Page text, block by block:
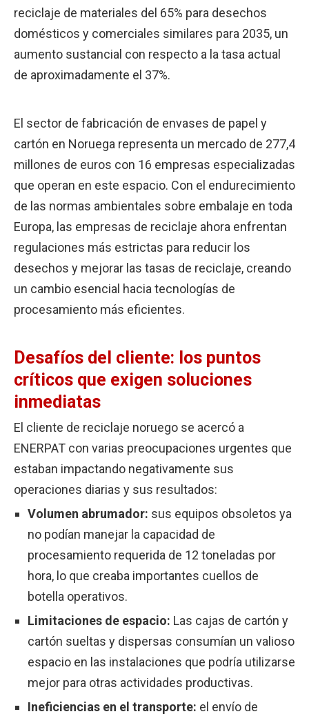
reciclaje de materiales del 65% para desechos
domésticos y comerciales similares para 2035, un
aumento sustancial con respecto a la tasa actual
de aproximadamente el 37%.
El sector de fabricación de envases de papel y
cartón en Noruega representa un mercado de 277,4
millones de euros con 16 empresas especializadas
que operan en este espacio. Con el endurecimiento
de las normas ambientales sobre embalaje en toda
Europa, las empresas de reciclaje ahora enfrentan
regulaciones más estrictas para reducir los
desechos y mejorar las tasas de reciclaje, creando
un cambio esencial hacia tecnologías de
procesamiento más eficientes.
Desafíos del cliente: los puntos
críticos que exigen soluciones
inmediatas
El cliente de reciclaje noruego se acercó a
ENERPAT con varias preocupaciones urgentes que
estaban impactando negativamente sus
operaciones diarias y sus resultados:
Volumen abrumador: sus equipos obsoletos ya
no podían manejar la capacidad de
procesamiento requerida de 12 toneladas por
hora, lo que creaba importantes cuellos de
botella operativos.
Limitaciones de espacio: Las cajas de cartón y
cartón sueltas y dispersas consumían un valioso
espacio en las instalaciones que podría utilizarse
mejor para otras actividades productivas.
Ineficiencias en el transporte: el envío de